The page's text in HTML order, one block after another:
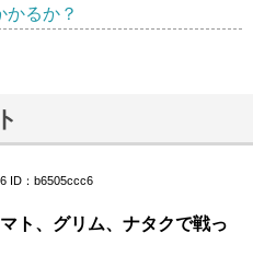
かるか？
ID：b6505ccc6
ト、グリム、ナタクで戦っ